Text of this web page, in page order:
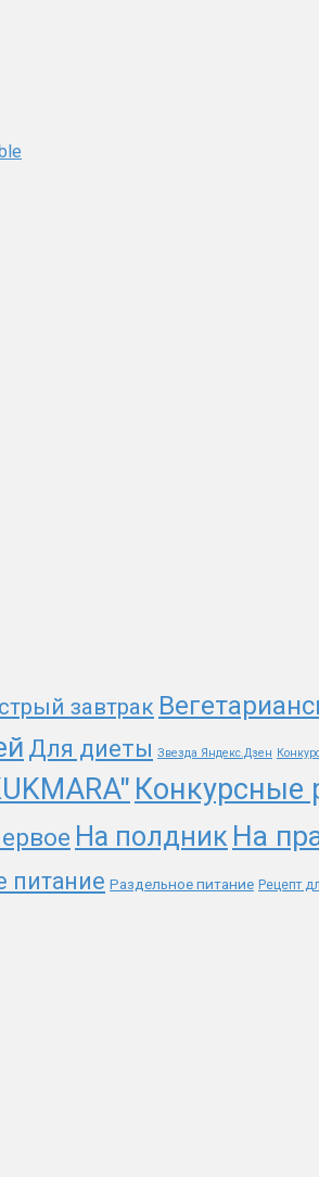
завтрак
Для диеты Звезда Яндекс.Дзен
Конкурсные
На полдник На
питание Раздельное питание Рецепт